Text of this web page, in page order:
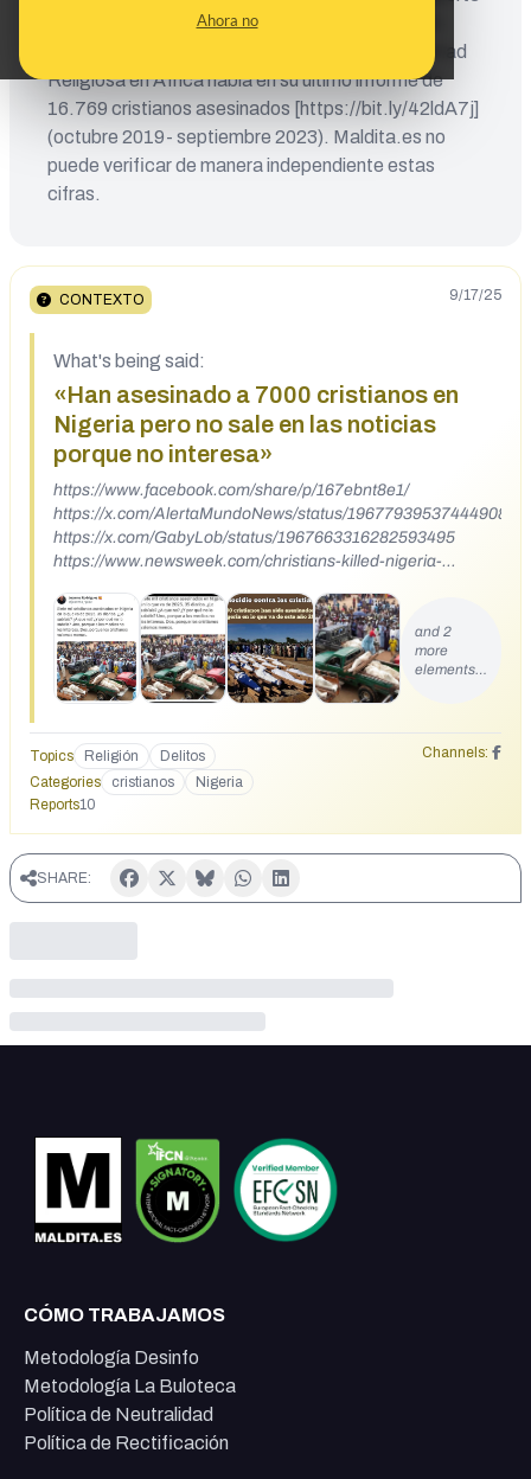
Ahora no
CONTEXTO 9/17/25
What's being said:
«Han asesinado a 7000 cristianos en
Nigeria pero no sale en las noticias
porque no interesa»
https://www.facebook.com/share/p/167ebnt8e1/
https://x.com/AlertaMundoNews/status/1967793953744490803
https://x.com/GabyLob/status/1967663316282593495
https://www.newsweek.com/christians-killed-nigeria-
and 2
more
elements…
Topics Religión Delitos
Channels:
Categories
cristianos
Nigeria
Reports10
de 2025 [https://bit.ly/42jHdWs] (octubre 2023-
septiembre 2024). El Observatorio para la Libertad
Religiosa en África habla en su último informe de
16.769 cristianos asesinados [https://bit.ly/42ldA7j]
(octubre 2019- septiembre 2023). Maldita.es no
puede verificar de manera independiente estas
cifras.
SHARE:
CÓMO TRABAJAMOS
Metodología Desinfo
Metodología La Buloteca
Política de Neutralidad
Política de Rectificación